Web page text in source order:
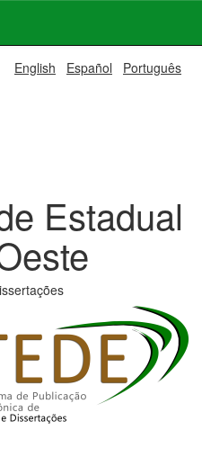
English Español Português
Estadual